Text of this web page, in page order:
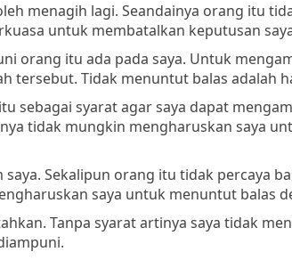
menagih lagi. Seandainya orang itu
untuk membatalkan keputusan
orang itu ada pada saya. Untuk
tersebut. Tidak menuntut balas adalah
sebagai syarat agar saya dapat
tidak mungkin mengharuskan saya
Sekalipun orang itu tidak percaya
saya untuk menuntut balas
Tanpa syarat artinya saya tidak